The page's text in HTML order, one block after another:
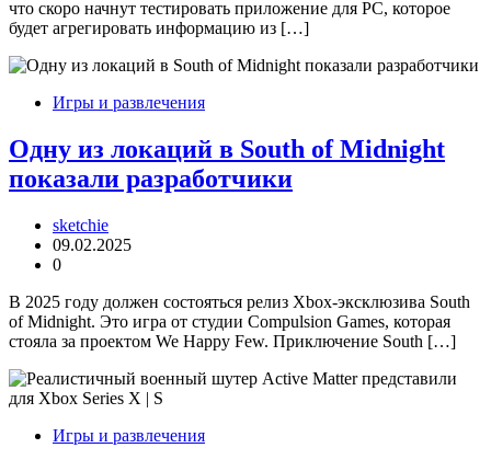
что скоро начнут тестировать приложение для PC, которое
будет агрегировать информацию из […]
Игры и развлечения
Одну из локаций в South of Midnight
показали разработчики
sketchie
09.02.2025
0
В 2025 году должен состояться релиз Xbox-эксклюзива South
of Midnight. Это игра от студии Compulsion Games, которая
стояла за проектом We Happy Few. Приключение South […]
Игры и развлечения